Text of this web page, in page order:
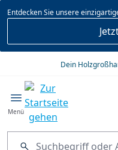
springen
Entdecken Sie unsere
Dein
Menü